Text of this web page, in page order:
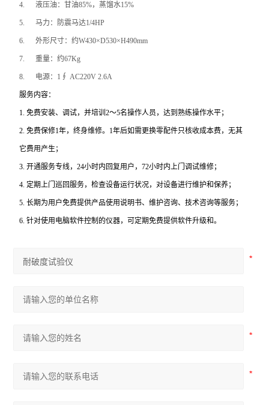
4.液压油：甘油85%，蒸馏水15%
5.马力：防震马达1/4HP
6.外形尺寸：约W430×D530×H490mm
7.重量：约67Kg
8. 电源：1∮ AC220V 2.6A
服务内容：
1.免费安装、调试，并培训2～5名操作人员，达到熟练操作水平；
2.免费保修1年，终身维修。1年后如需更换零配件只核收成本费，无其
它费用产生；
3.开通服务专线，24小时内回复用户，72小时内上门调试维修；
4. 定期上门巡回服务，检查设备运行状况，对设备进行维护和保养；
5.长期为用户免费提供产品使用说明书、维护咨询、技术咨询等服务；
6.针对使用电脑软件控制的仪器，可定期免费提供软件升级和。